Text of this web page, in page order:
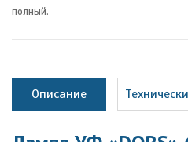
полный.
Описание